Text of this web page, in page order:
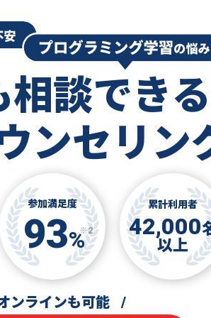
相談できる
ンセリン
参加満足度
93%※2
累計利用者
42,000
以上
ンラインも可能 /